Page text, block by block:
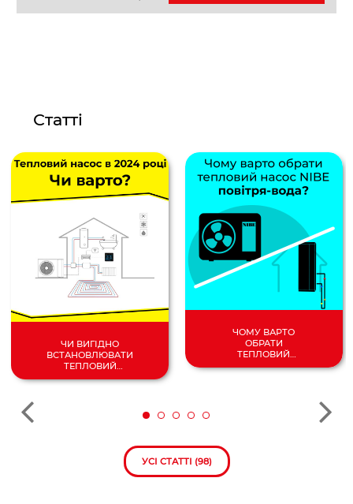
Статті
ЧИ ВИГІДНО
ВСТАНОВЛЮВАТИ
ТЕПЛОВИЙ
НАСОС У 2024
ЧОМУ ВАРТО
ОБРАТИ
ТЕПЛОВИЙ
НАСОС
УСІ СТАТТІ (98)